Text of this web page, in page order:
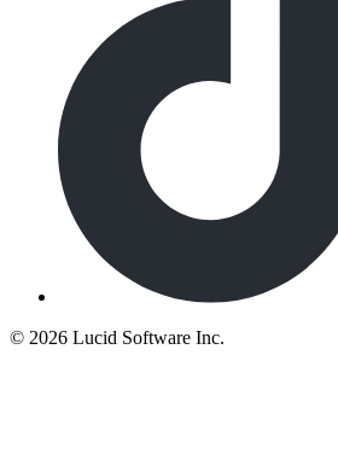
© 2026 Lucid Software Inc.